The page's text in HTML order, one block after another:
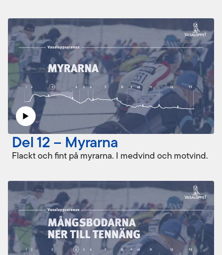
Del 12 – Myrarna
Flackt och fint på myrarna. I medvind och motvind.